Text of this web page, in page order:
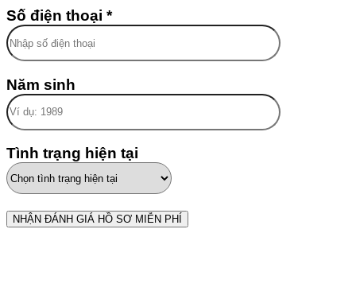
Số điện thoại *
Năm sinh
Tình trạng hiện tại